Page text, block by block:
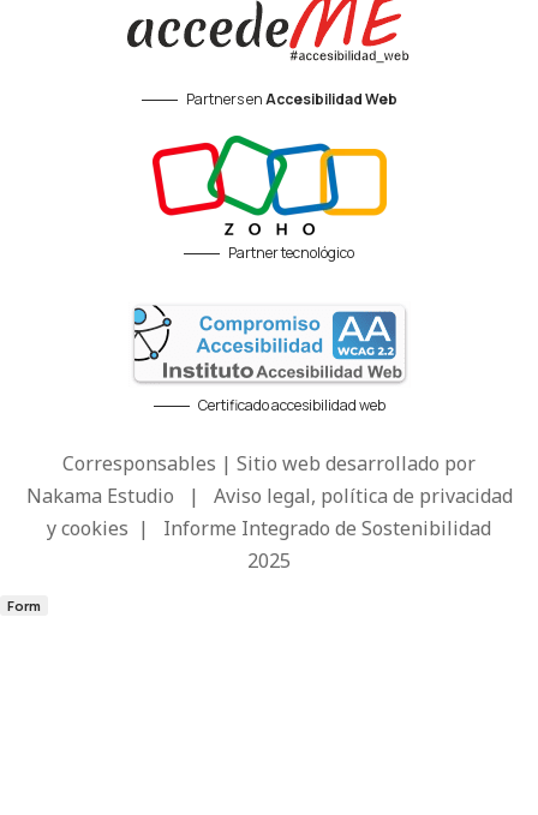
Partners enAccesibilidad Web
Partner tecnológico
Certificado accesibilidad web
Corresponsables | Sitio web desarrollado por
Nakama Estudio | Aviso legal, política de privacidad
y cookies | Informe Integrado de Sostenibilidad
2025
Form